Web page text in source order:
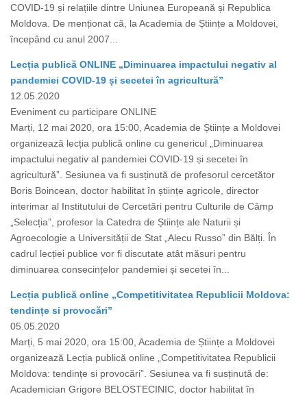
COVID-19 și relațiile dintre Uniunea Europeană și Republica
Moldova. De menționat că, la Academia de Științe a Moldovei,
începând cu anul 2007...
Lecția publică ONLINE „Diminuarea impactului negativ al
pandemiei COVID-19 și secetei în agricultură”
12.05.2020
Eveniment cu participare ONLINE
Marți, 12 mai 2020, ora 15:00, Academia de Științe a Moldovei
organizează lecția publică online cu genericul „Diminuarea
impactului negativ al pandemiei COVID-19 și secetei în
agricultură”. Sesiunea va fi susținută de profesorul cercetător
Boris Boincean, doctor habilitat în științe agricole, director
interimar al Institutului de Cercetări pentru Culturile de Câmp
„Selecția”, profesor la Catedra de Științe ale Naturii și
Agroecologie a Universității de Stat „Alecu Russo” din Bălți. În
cadrul lecției publice vor fi discutate atât măsuri pentru
diminuarea consecințelor pandemiei și secetei în...
Lecția publică online „Competitivitatea Republicii Moldova:
tendințe si provocări”
05.05.2020
Marți, 5 mai 2020, ora 15:00, Academia de Științe a Moldovei
organizează Lecția publică online „Competitivitatea Republicii
Moldova: tendințe si provocări”. Sesiunea va fi susținută de:
Academician Grigore BELOSTECINIC, doctor habilitat în